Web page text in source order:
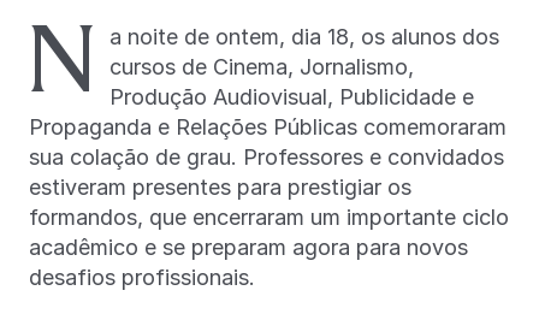
N
a noite de ontem, dia 18, os alunos dos
cursos de Cinema, Jornalismo,
Produção Audiovisual, Publicidade e
Propaganda e Relações Públicas comemoraram
sua colação de grau. Professores e convidados
estiveram presentes para prestigiar os
formandos, que encerraram um importante ciclo
acadêmico e se preparam agora para novos
desafios profissionais.